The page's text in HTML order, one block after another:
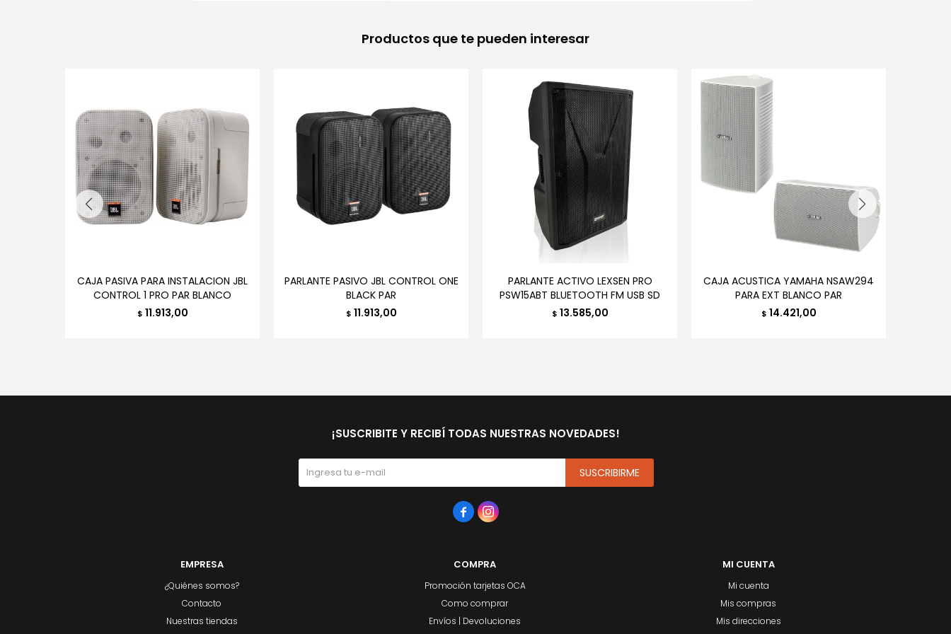
Productos que te pueden interesar
CAJA PASIVA PARA INSTALACION JBL
CONTROL 1 PRO PAR BLANCO
$ 11.913,00
PARLANTE PASIVO JBL CONTROL ONE
BLACK PAR
$ 11.913,00
PARLANTE ACTIVO LEXSEN PRO
PSW15ABT BLUETOOTH FM USB SD
$ 13.585,00
CAJA ACUSTICA YAMAHA NSAW294
PARA EXT BLANCO PAR
$ 14.421,00
EMPRESA
¿Quiénes somos?
Contacto
Nuestras tiendas
COMPRA
Promoción tarjetas OCA
Como comprar
Envíos | Devoluciones
MI CUENTA
Mi cuenta
Mis compras
Mis direcciones
¡SUSCRIBITE Y RECIBÍ TODAS NUESTRAS NOVEDADES!
SUSCRIBIRME
 